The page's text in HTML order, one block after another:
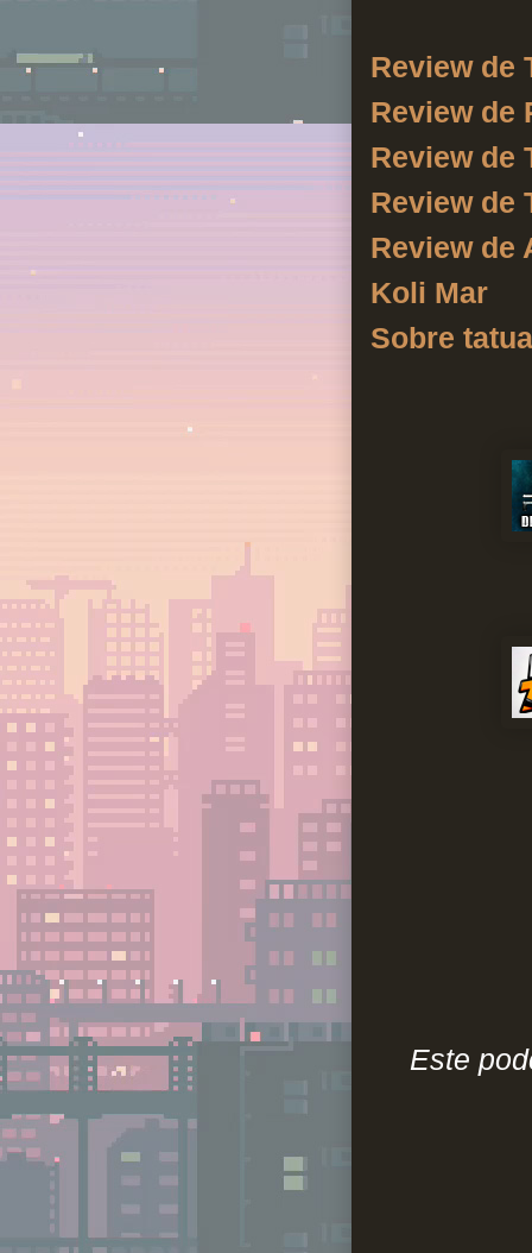
Review de
Review de
Review de
Review de
Review de
Koli Mar
Sobre
Este